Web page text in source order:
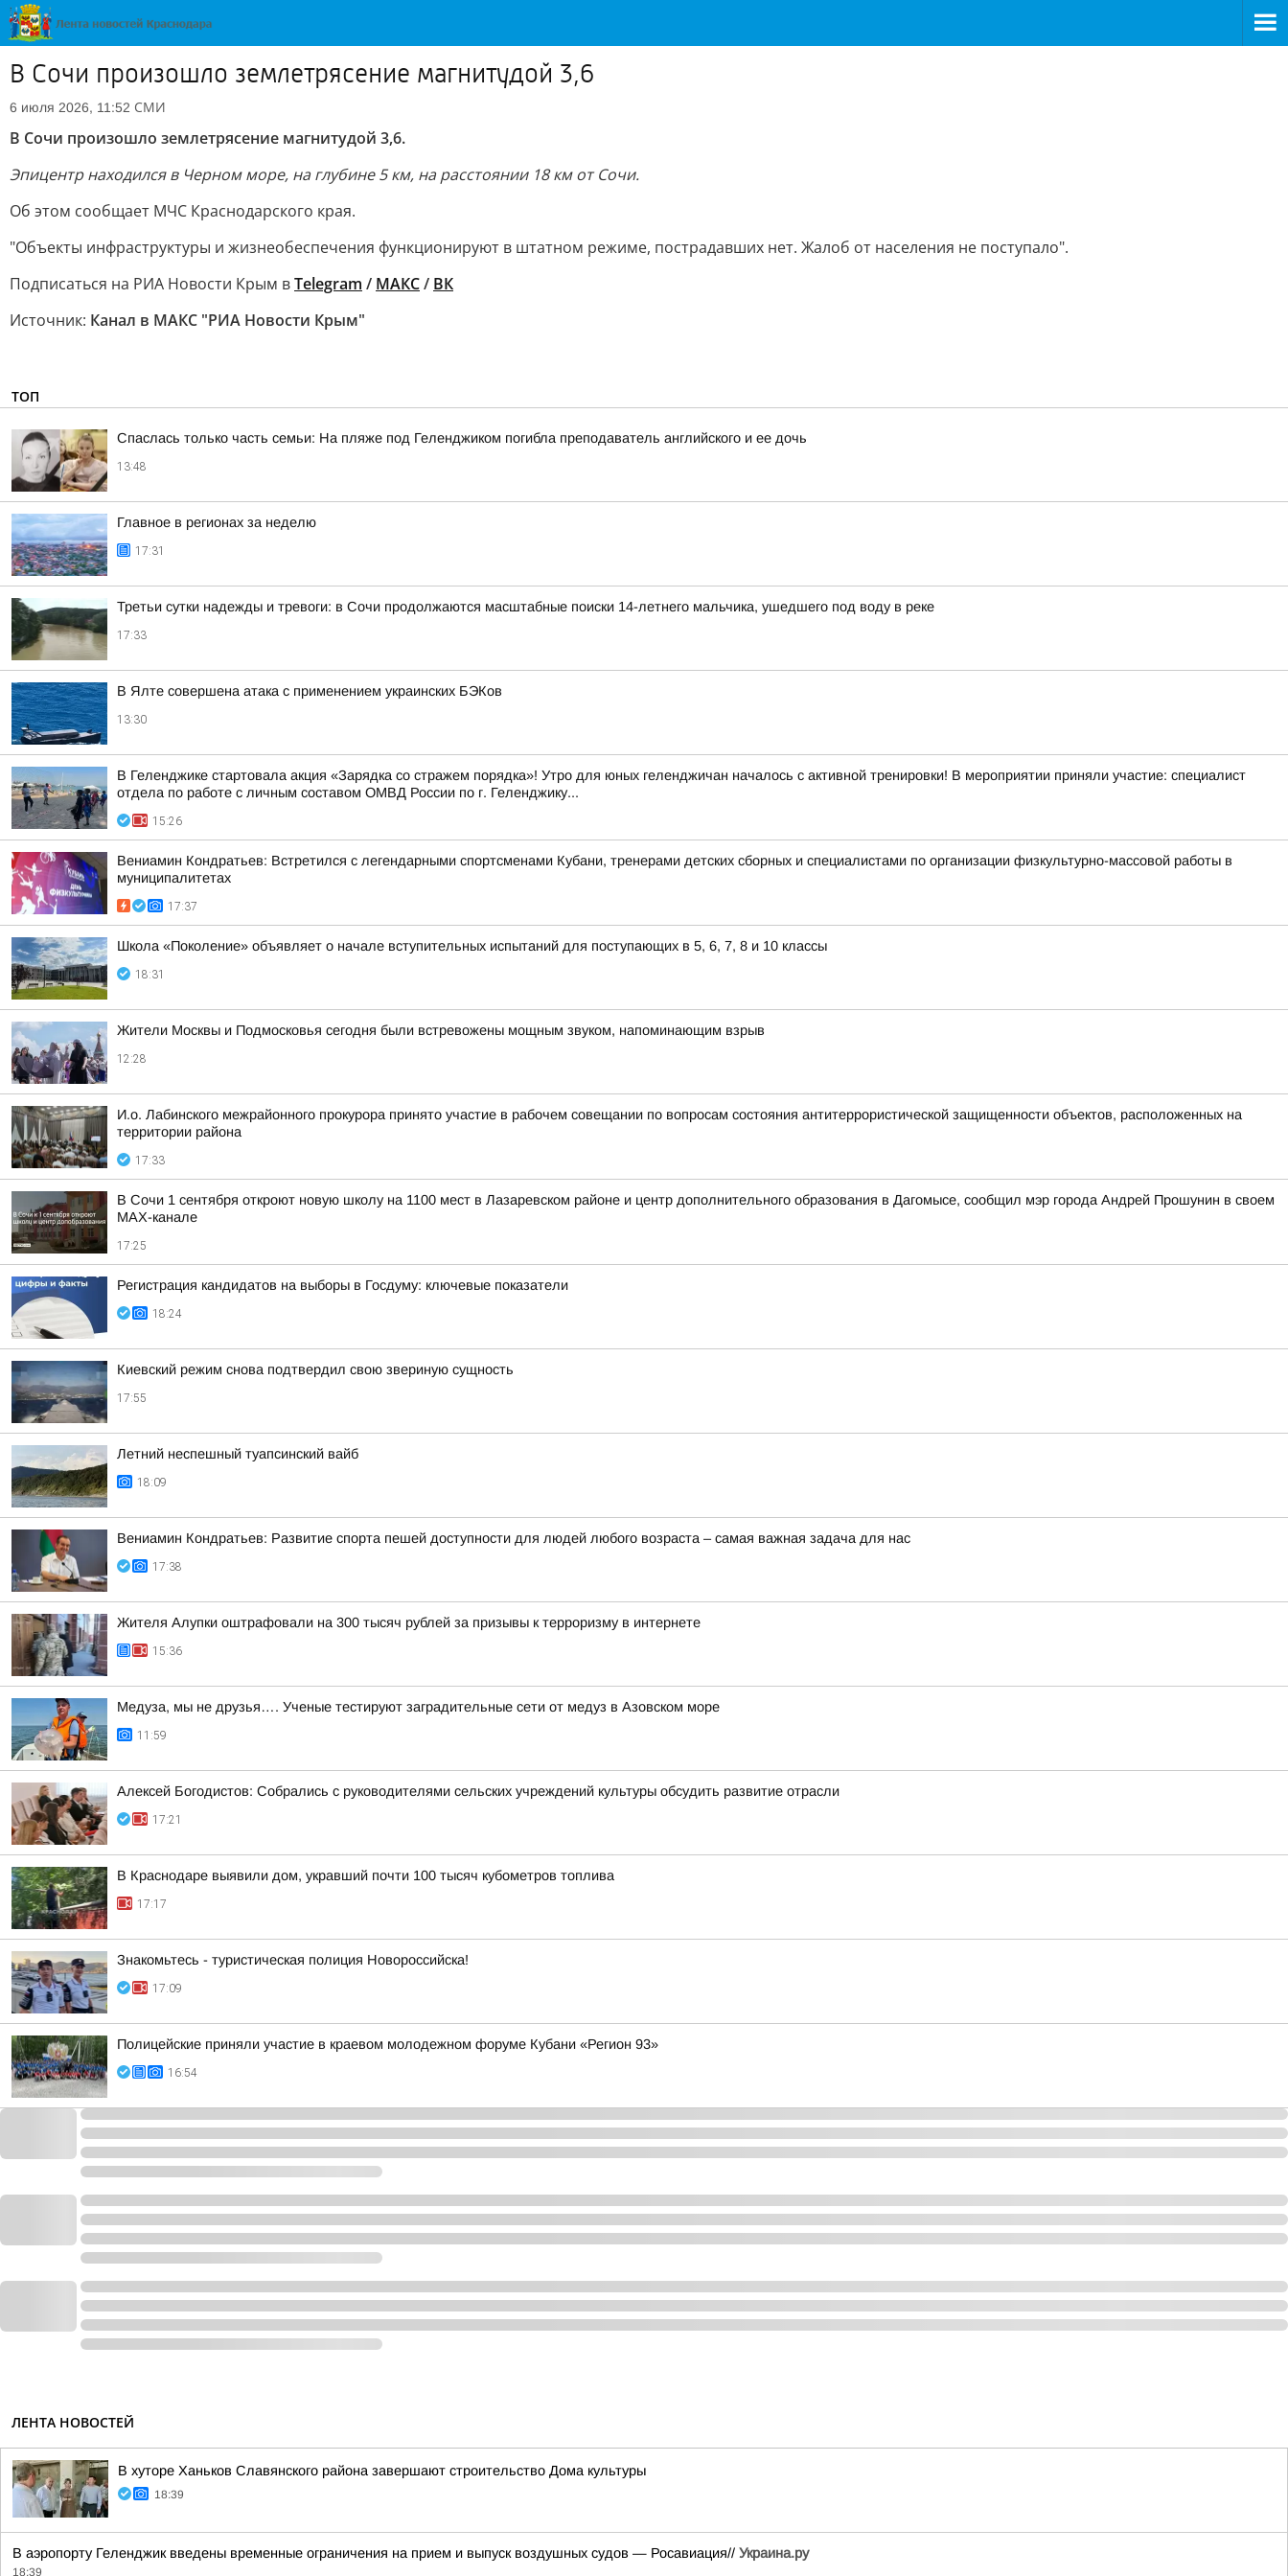
В Сочи произошло землетрясение магнитудой 3,6
6 июля 2026, 11:52 СМИ
В Сочи произошло землетрясение магнитудой 3,6.
Эпицентр находился в Черном море, на глубине 5 км, на расстоянии 18 км от Сочи.
Об этом сообщает МЧС Краснодарского края.
"Объекты инфраструктуры и жизнеобеспечения функционируют в штатном режиме, пострадавших нет. Жалоб от населения не поступало".
Подписаться на РИА Новости Крым вTelegram / МАКС/ ВК
Источник: Канал в МАКС "РИА Новости Крым"
ТОП
Спаслась только часть семьи: На пляже под Геленджиком погибла преподаватель английского и ее дочь
13:48
Главное в регионах за неделю
17:31
Третьи сутки надежды и тревоги: в Сочи продолжаются масштабные поиски 14-летнего мальчика, ушедшего под воду в реке
17:33
В Ялте совершена атака с применением украинских БЭКов
13:30
В Геленджике стартовала акция «Зарядка со стражем порядка»! Утро для юных геленджичан началось с активной тренировки! В мероприятии приняли участие: специалист
отдела по работе с личным составом ОМВД России по г. Геленджику...
15:26
Вениамин Кондратьев: Встретился с легендарными спортсменами Кубани, тренерами детских сборных и специалистами по организации физкультурно-массовой работы в
муниципалитетах
17:37
Школа «Поколение» объявляет о начале вступительных испытаний для поступающих в 5, 6, 7, 8 и 10 классы
18:31
Жители Москвы и Подмосковья сегодня были встревожены мощным звуком, напоминающим взрыв
12:28
И.о. Лабинского межрайонного прокурора принято участие в рабочем совещании по вопросам состояния антитеррористической защищенности объектов, расположенных на
территории района
17:33
В Сочи 1 сентября откроют новую школу на 1100 мест в Лазаревском районе и центр дополнительного образования в Дагомысе, сообщил мэр города Андрей Прошунин в своем
MAX-канале
17:25
Регистрация кандидатов на выборы в Госдуму: ключевые показатели
18:24
Киевский режим снова подтвердил свою звериную сущность
17:55
Летний неспешный туапсинский вайб
18:09
Вениамин Кондратьев: Развитие спорта пешей доступности для людей любого возраста – самая важная задача для нас
17:38
Жителя Алупки оштрафовали на 300 тысяч рублей за призывы к терроризму в интернете
15:36
Медуза, мы не друзья…. Ученые тестируют заградительные сети от медуз в Азовском море
11:59
Алексей Богодистов: Собрались с руководителями сельских учреждений культуры обсудить развитие отрасли
17:21
В Краснодаре выявили дом, укравший почти 100 тысяч кубометров топлива
17:17
Знакомьтесь - туристическая полиция Новороссийска!
17:09
Полицейские приняли участие в краевом молодежном форуме Кубани «Регион 93»
16:54
ЛЕНТА НОВОСТЕЙ
В хуторе Ханьков Славянского района завершают строительство Дома культуры
18:39
В аэропорту Геленджик введены временные ограничения на прием и выпуск воздушных судов — Росавиация// Украина.ру
18:39